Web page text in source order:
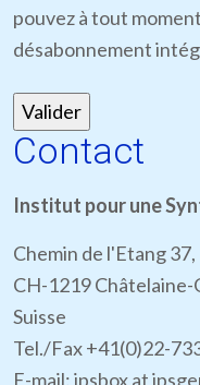
pouvez à tout
désabonnement
Contact
Institut pour une
Chemin de l'Etang 37,
CH-1219 Châtelaine-
Suisse
Tel./Fax +41(0)22-
E-mail: ipsbox at